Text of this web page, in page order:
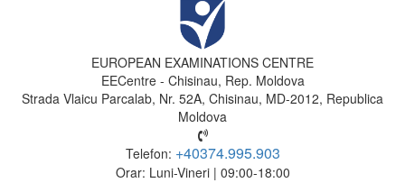
EUROPEAN EXAMINATIONS CENTRE
EECentre - Chisinau, Rep. Moldova
Strada Vlaicu Parcalab, Nr. 52A, Chisinau, MD-2012, Republica
Moldova
Telefon: +40374.995.903
Orar: Luni-Vineri | 09:00-18:00